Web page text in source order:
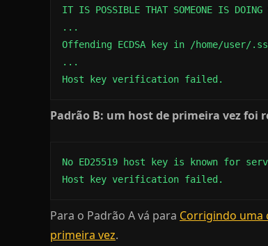
IT IS POSSIBLE THAT SOMEONE IS DOING
...
Offending ECDSA key in /home/user/
...
Host key verification failed.
Padrão B: um host de primeira vez foi
No ED25519 host key is known for
Host key verification failed.
Para o Padrão A vá para Corrigindo uma
primeira vez.